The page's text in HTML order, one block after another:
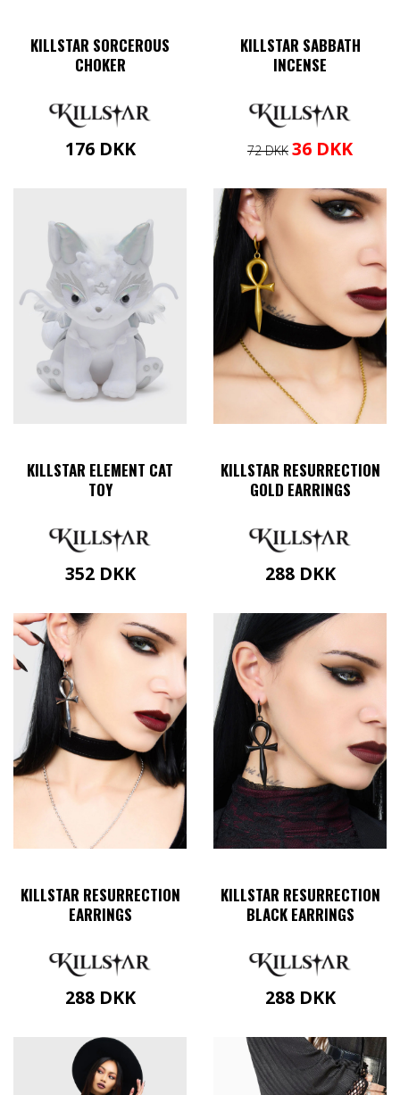
KILLSTAR SORCEROUS
CHOKER
176 DKK
varianter.
Mulighederne
kan
vælges
på
varesiden
KILLSTAR SABBATH
INCENSE
72DKK Den
var:
72 DKK.
36 DKKDen
er:
36 DKK.
KILLSTAR ELEMENT CAT
TOY
352 DKK
KILLSTAR RESURRECTION
GOLD EARRINGS
288 DKK
KILLSTAR RESURRECTION
EARRINGS
288 DKK
KILLSTAR RESURRECTION
BLACK EARRINGS
288 DKK